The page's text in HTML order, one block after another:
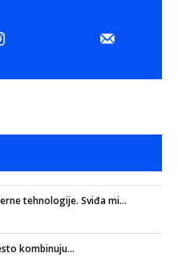
tehnologije. Sviđa mi...
kombinuju...